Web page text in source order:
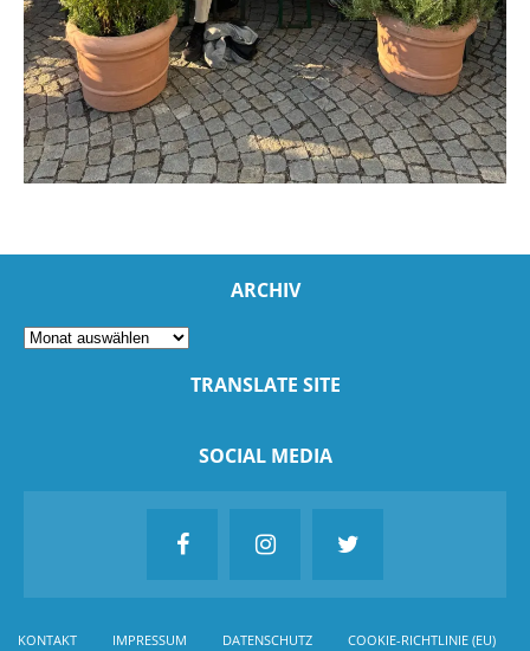
ARCHIV
TRANSLATE SITE
SOCIAL MEDIA
KONTAKT IMPRESSUM DATENSCHUTZ COOKIE-RICHTLINIE (EU)